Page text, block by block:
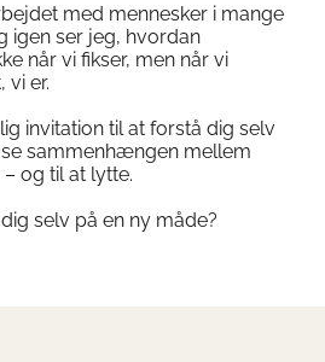
med mennesker i mange
igen ser jeg, hvordan
når vi fikser, men når vi
vi er.
invitation til at forstå dig selv
sammenhængen mellem
og til at lytte.
selv på en ny måde?